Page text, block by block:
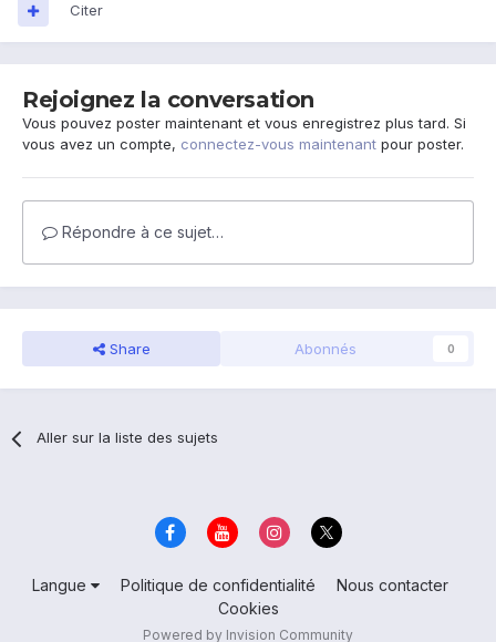
Citer
Rejoignez la conversation
Vous pouvez poster maintenant et vous enregistrez plus tard. Si
vous avez un compte, connectez-vous maintenant pour poster.
Répondre à ce sujet…
Share Abonnés 0
Aller sur la liste des sujets
Langue Politique de confidentialité
Nous contacter
Cookies
Powered by Invision Community